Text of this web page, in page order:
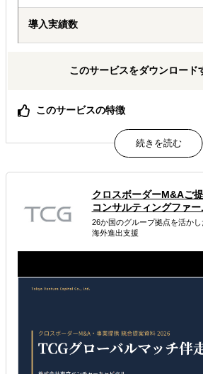
導入実績数
このサービスをダウンロード
このサービスの特徴
貴社の海外営業チーム、私たちが現
す。
属するジャンル
海外進出コンサルティング 海外市場調
販路拡大（営業代行・販売代理店探し）
クロスボーダーM&Aご
コンサルティングファー
26か国のグループ拠点を活かし
海外進出支援